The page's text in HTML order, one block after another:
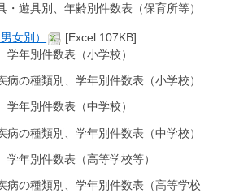
遊具別、年齢別件数表（保育所等）
女別）
[Excel:107KB]
年別件数表（小学校）
の種類別、学年別件数表（小学校）
年別件数表（中学校）
の種類別、学年別件数表（中学校）
年別件数表（高等学校等）
の種類別、学年別件数表（高等学校